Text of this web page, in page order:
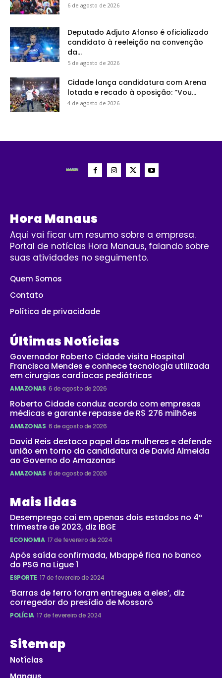
6 de agosto de 2026
Deputado Adjuto Afonso é oficializado
candidato à reeleição na convenção
da...
5 de agosto de 2026
Cidade lança candidatura com Arena
lotada e recado à oposição: “Vou...
4 de agosto de 2026
Hora Manaus
Aqui vai ficar um resumo sobre a empresa.
Portal de notícias Hora Manaus, falando sobre
suas atividades no seguimento.
Quem Somos
Contato
Política de privacidade
Últimas Notícias
Governador Roberto Cidade visita Hospital
Francisca Mendes e conhece tecnologia utilizada
em cirurgias cardíacas pediátricas
AMAZONAS 6 de agosto de 2026
Roberto Cidade conduz acordo com empresas
médicas e garante repasse de R$ 276 milhões
AMAZONAS 6 de agosto de 2026
David Reis destaca papel das mulheres e defende
união em torno da candidatura de David Almeida
ao Governo do Amazonas
AMAZONAS 6 de agosto de 2026
Mais lidas
Desemprego cai em apenas dois estados no 4º
trimestre de 2023, diz IBGE
ECONOMIA 17 de fevereiro de 2024
Após saída confirmada, Mbappé fica no banco
do PSG na Ligue 1
ESPORTE 17 de fevereiro de 2024
‘Barras de ferro foram entregues a eles’, diz
corregedor do presídio de Mossoró
POLÍCIA 17 de fevereiro de 2024
Sitemap
Notícias